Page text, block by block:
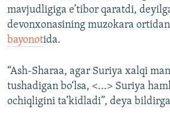
mavjudligiga e’tibor qaratdi,
devonxonasining muzokara
bayonotida.
“Ash-Sharaa, agar Suriya xalqi
tushadigan bo‘lsa, <...> Suriya
ochiqligini ta’kidladi”, deya